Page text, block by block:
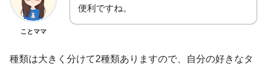
ことママ
便利ですね。
種類は大きく分けて2種類ありますので、自分の好きなタ